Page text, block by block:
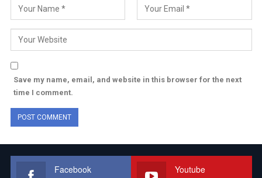
Save my name, email, and website in this browser for the next
time I comment.
Facebook Youtube